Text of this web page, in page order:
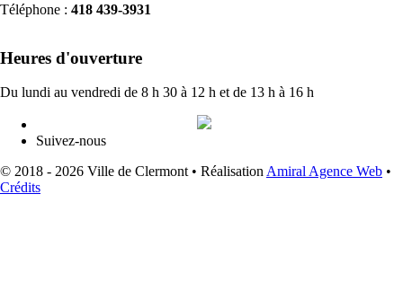
Téléphone : 418 439-3931
Heures d'ouverture
Du lundi au vendredi de 8 h 30 à 12 h et de 13 h à 16 h
Suivez-nous
© 2018 - 2026 Ville de Clermont • Réalisation Amiral Agence Web •
Crédits